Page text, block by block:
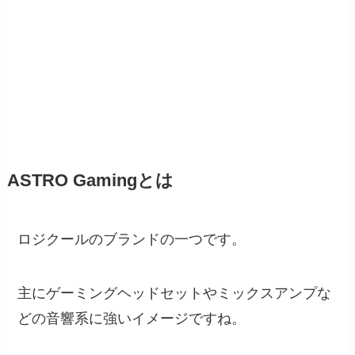
ASTRO Gamingとは
ロジクールのブランドの一つです。
主にゲーミングヘッドセットやミックスアンプな
どの音響系に強いイメージですね。